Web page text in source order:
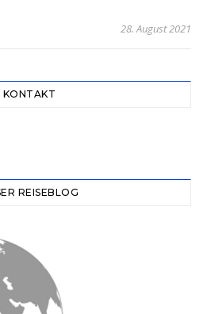
28. August 2021
KONTAKT
REISEBLOG